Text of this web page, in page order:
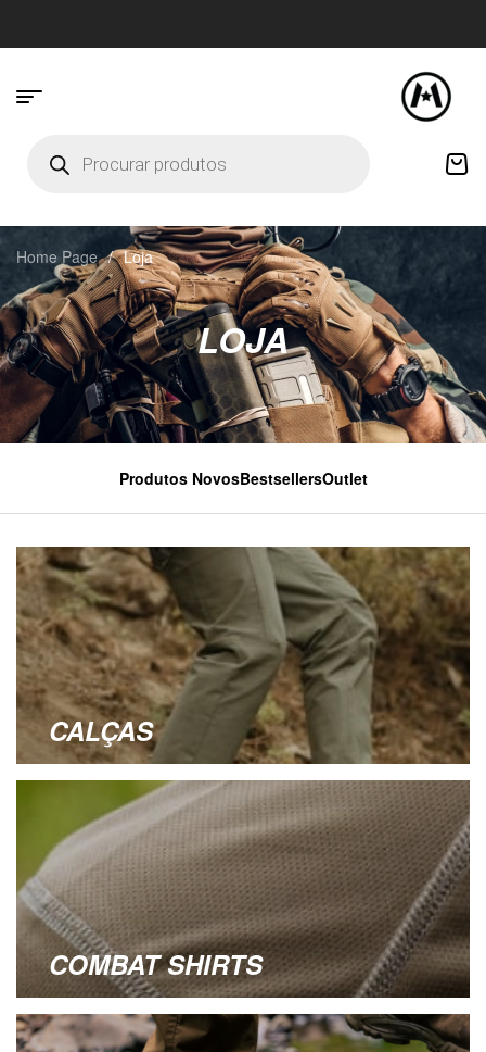
LOJA
Home Page / Loja
Produtos NovosBestsellersOutlet
CALÇAS
COMBAT SHIRTS